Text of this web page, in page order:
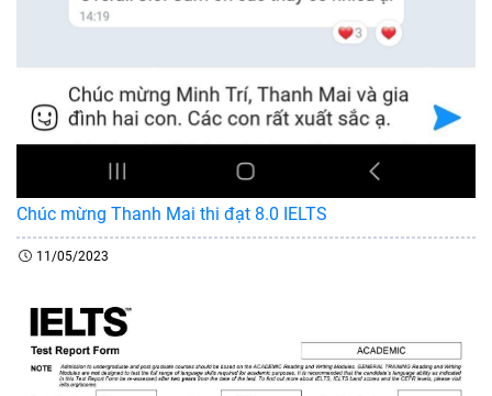
Chúc mừng Thanh Mai thi đạt 8.0 IELTS
11/05/2023